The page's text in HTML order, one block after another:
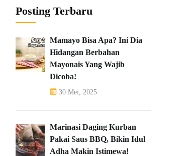
Posting Terbaru
Mamayo Bisa Apa? Ini Dia
Hidangan Berbahan
Mayonais Yang Wajib
Dicoba!
30 Mei, 2025
Marinasi Daging Kurban
Pakai Saus BBQ, Bikin Idul
Adha Makin Istimewa!